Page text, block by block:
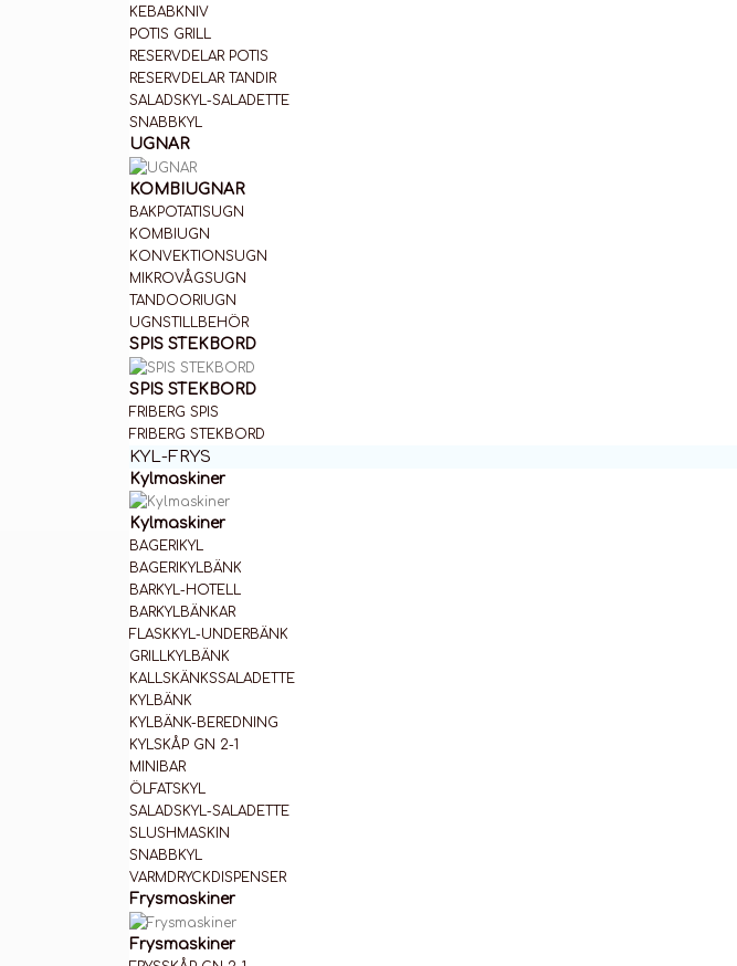
KEBABKNIV
POTIS GRILL
RESERVDELAR POTIS
RESERVDELAR TANDIR
SALADSKYL-SALADETTE
SNABBKYL
UGNAR
KOMBIUGNAR
BAKPOTATISUGN
KOMBIUGN
KONVEKTIONSUGN
MIKROVÅGSUGN
TANDOORIUGN
UGNSTILLBEHÖR
SPIS STEKBORD
SPIS STEKBORD
FRIBERG SPIS
FRIBERG STEKBORD
KYL-FRYS
Kylmaskiner
Kylmaskiner
BAGERIKYL
BAGERIKYLBÄNK
BARKYL-HOTELL
BARKYLBÄNKAR
FLASKKYL-UNDERBÄNK
GRILLKYLBÄNK
KALLSKÄNKSSALADETTE
KYLBÄNK
KYLBÄNK-BEREDNING
KYLSKÅP GN 2-1
MINIBAR
ÖLFATSKYL
SALADSKYL-SALADETTE
SLUSHMASKIN
SNABBKYL
VARMDRYCKDISPENSER
Frysmaskiner
Frysmaskiner